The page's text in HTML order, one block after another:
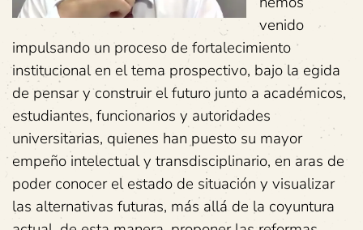
venido
impulsando un proceso de fortalecimiento
institucional en el tema prospectivo, bajo la egida
de pensar y construir el futuro junto a académicos,
estudiantes, funcionarios y autoridades
universitarias, quienes han puesto su mayor
empeño intelectual y transdisciplinario, en aras de
poder conocer el estado de situación y visualizar
las alternativas futuras, más allá de la coyuntura